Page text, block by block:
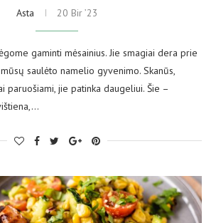
Asta 20 Bir ’23
gaminti mėsainius. Jie smagiai dera prie
saulėto namelio gyvenimo. Skanūs,
paruošiami, jie patinka daugeliui. Šie –